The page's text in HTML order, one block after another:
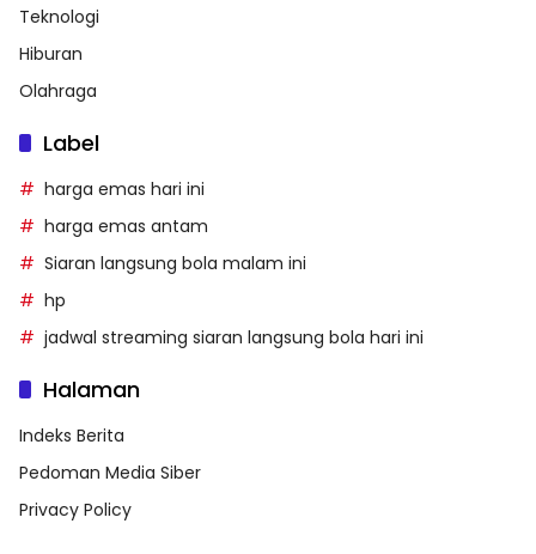
Teknologi
Hiburan
Olahraga
Label
harga emas hari ini
harga emas antam
Siaran langsung bola malam ini
hp
jadwal streaming siaran langsung bola hari ini
Halaman
Indeks Berita
Pedoman Media Siber
Privacy Policy